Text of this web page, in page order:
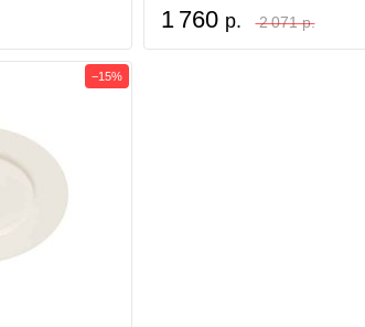
1 760 р. 2 071 р.
−15%